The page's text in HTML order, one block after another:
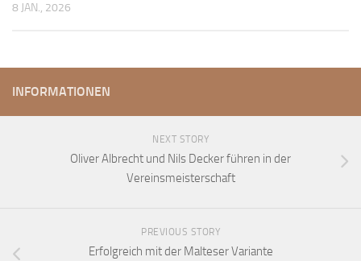
8 JAN., 2026
INFORMATIONEN
NEXT STORY
Oliver Albrecht und Nils Decker führen in der
Vereinsmeisterschaft
PREVIOUS STORY
Erfolgreich mit der Malteser Variante